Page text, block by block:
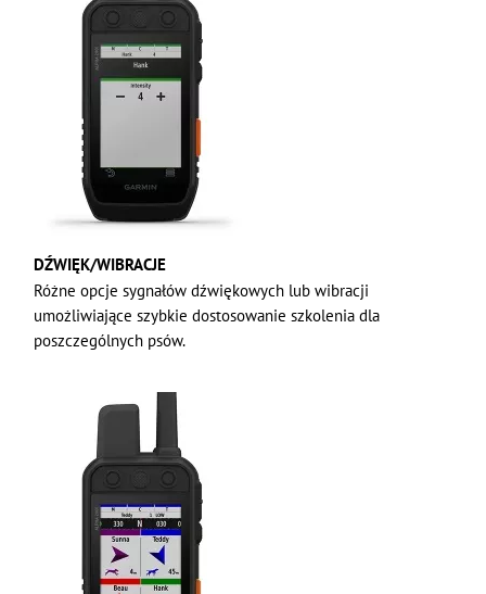
DŹWIĘK/WIBRACJE
Różne opcje sygnałów dźwiękowych lub wibracji
umożliwiające szybkie dostosowanie szkolenia dla
poszczególnych psów.